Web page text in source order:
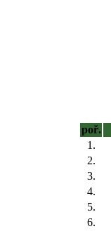
poř.
1.
2.
3.
4.
5.
6.